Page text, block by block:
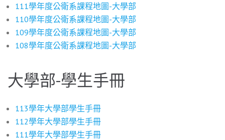
111學年度公衛系課程地圖-大學部
110學年度公衛系課程地圖-大學部
109學年度公衛系課程地圖-大學部
108學年度公衛系課程地圖-大學部
大學部-學生手冊
113學年大學部學生手冊
112學年大學部學生手冊
111學年大學部學生手冊